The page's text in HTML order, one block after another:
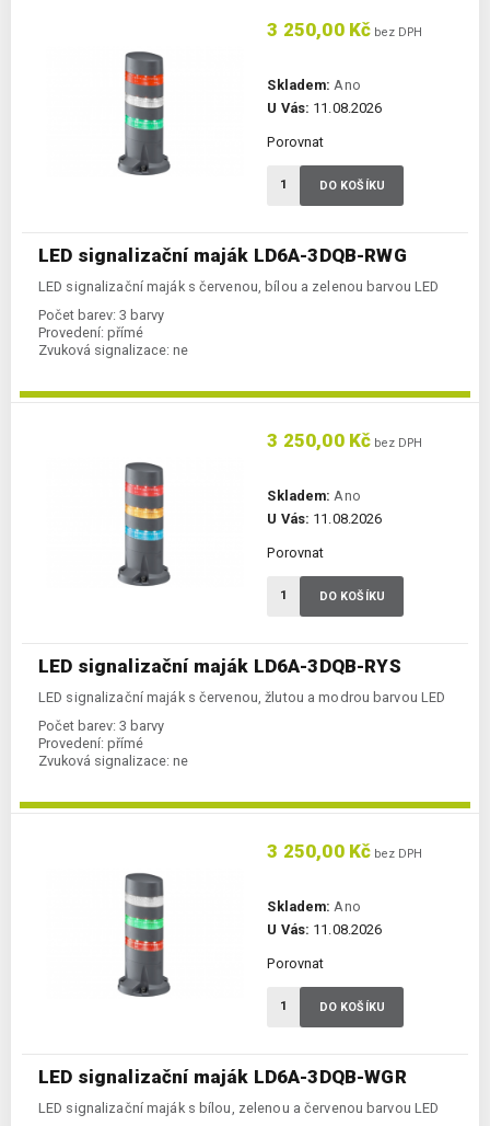
LED signalizační maják LD6A-3DQB-RWG
LED signalizační maják s červenou, bílou a zelenou barvou LED
Počet barev: 3 barvy
Provedení: přímé
Zvuková signalizace: ne
3 250,00 Kč bez DPH
Skladem: Ano
U Vás: 11.08.2026
Porovnat
DO KOŠÍKU
LED signalizační maják LD6A-3DQB-RYS
LED signalizační maják s červenou, žlutou a modrou barvou LED
Počet barev: 3 barvy
Provedení: přímé
Zvuková signalizace: ne
3 250,00 Kč bez DPH
Skladem: Ano
U Vás: 11.08.2026
Porovnat
DO KOŠÍKU
LED signalizační maják LD6A-3DQB-WGR
LED signalizační maják s bílou, zelenou a červenou barvou LED
3 250,00 Kč bez DPH
Skladem: Ano
U Vás: 11.08.2026
Porovnat
DO KOŠÍKU